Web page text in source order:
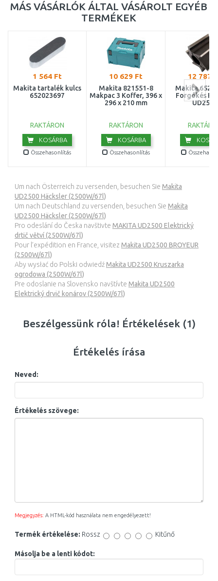
MÁS VÁSÁRLÓK ÁLTAL VÁSÁROLT EGYÉB
TERMÉKEK
1 564 Ft
Makita tartalék kulcs
652023697
RAKTÁRON
KOSÁRBA
Összehasonlítás
10 629 Ft
Makita 821551-8
Makpac 3 Koffer, 396 x
296 x 210 mm
RAKTÁRON
KOSÁRBA
Összehasonlítás
12 787
Makita
Forgókés
UD2500
Um nach Österreich zu versenden, besuchen Sie Makita
UD2500 Häcksler (2500W/67l)
Um nach Deutschland zu versenden, besuchen Sie Makita
UD2500 Häcksler (2500W/67l)
Pro odeslání do Česka navštivte MAKITA UD2500 Elektrický
drtič větví (2500W/67l)
Pour l’expédition en France, visitez Makita UD2500 BROYEUR
(2500W/67l)
Aby wysłać do Polski odwiedźMakita UD2500 Kruszarka
ogrodowa (2500W/67l)
Pre odoslanie na Slovensko navštívte Makita UD2500
Elektrický drvič konárov (2500W/67l)
Beszélgessünk róla! Értékelések (1)
Értékelés írása
Neved:
Értékelés szövege:
Megjegyzés: A HTML-kód használata nem engedélyezett!
Termék értékelése: Rossz Kitűnő
Másolja be a lenti kódot: